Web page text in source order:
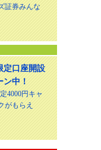
証券みんな
定口座開設
ン中！
4000円キャ
がもらえ